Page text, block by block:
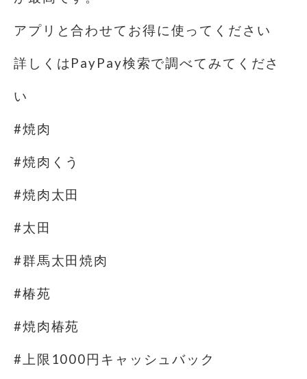
アプリと合わせてお得に使ってください
詳しくはPayPay検索で調べてみてくださ
い
#焼肉
#焼肉くう
#焼肉太田
#太田
#群馬太田焼肉
#椿苑
#焼肉椿苑
#上限1000円キャッシュバック